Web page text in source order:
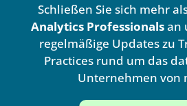
i
n
e
Schließen Sie sich mehr
Analytics Professionalsan
regelmäßige Updates zu
Practices rund um das
Unternehmen von